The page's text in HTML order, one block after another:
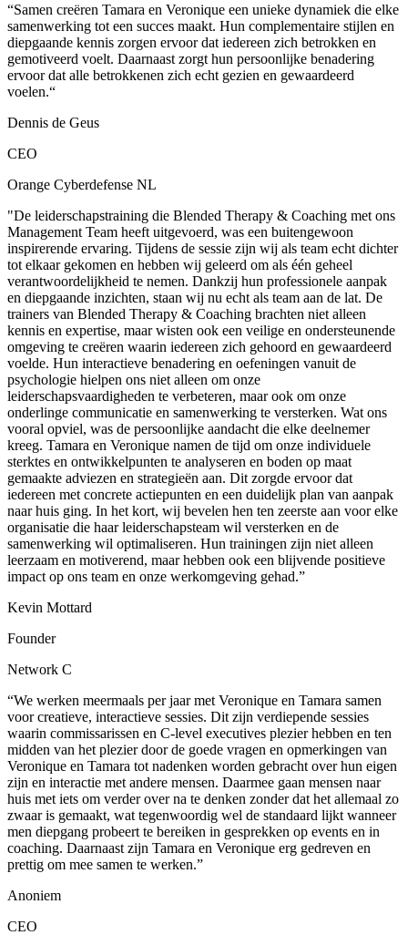
“Samen creëren Tamara en Veronique een unieke dynamiek die elke
samenwerking tot een succes maakt. Hun complementaire stijlen en
diepgaande kennis zorgen ervoor dat iedereen zich betrokken en
gemotiveerd voelt. Daarnaast zorgt hun persoonlijke benadering
ervoor dat alle betrokkenen zich echt gezien en gewaardeerd
voelen.“
Dennis de Geus
CEO
Orange Cyberdefense NL
"De leiderschapstraining die Blended Therapy & Coaching met ons
Management Team heeft uitgevoerd, was een buitengewoon
inspirerende ervaring. Tijdens de sessie zijn wij als team echt dichter
tot elkaar gekomen en hebben wij geleerd om als één geheel
verantwoordelijkheid te nemen. Dankzij hun professionele aanpak
en diepgaande inzichten, staan wij nu echt als team aan de lat. De
trainers van Blended Therapy & Coaching brachten niet alleen
kennis en expertise, maar wisten ook een veilige en ondersteunende
omgeving te creëren waarin iedereen zich gehoord en gewaardeerd
voelde. Hun interactieve benadering en oefeningen vanuit de
psychologie hielpen ons niet alleen om onze
leiderschapsvaardigheden te verbeteren, maar ook om onze
onderlinge communicatie en samenwerking te versterken. Wat ons
vooral opviel, was de persoonlijke aandacht die elke deelnemer
kreeg. Tamara en Veronique namen de tijd om onze individuele
sterktes en ontwikkelpunten te analyseren en boden op maat
gemaakte adviezen en strategieën aan. Dit zorgde ervoor dat
iedereen met concrete actiepunten en een duidelijk plan van aanpak
naar huis ging. In het kort, wij bevelen hen ten zeerste aan voor elke
organisatie die haar leiderschapsteam wil versterken en de
samenwerking wil optimaliseren. Hun trainingen zijn niet alleen
leerzaam en motiverend, maar hebben ook een blijvende positieve
impact op ons team en onze werkomgeving gehad.”
Kevin Mottard
Founder
Network C
“We werken meermaals per jaar met Veronique en Tamara samen
voor creatieve, interactieve sessies. Dit zijn verdiepende sessies
waarin commissarissen en C-level executives plezier hebben en ten
midden van het plezier door de goede vragen en opmerkingen van
Veronique en Tamara tot nadenken worden gebracht over hun eigen
zijn en interactie met andere mensen. Daarmee gaan mensen naar
huis met iets om verder over na te denken zonder dat het allemaal zo
zwaar is gemaakt, wat tegenwoordig wel de standaard lijkt wanneer
men diepgang probeert te bereiken in gesprekken op events en in
coaching. Daarnaast zijn Tamara en Veronique erg gedreven en
prettig om mee samen te werken.”
Anoniem
CEO